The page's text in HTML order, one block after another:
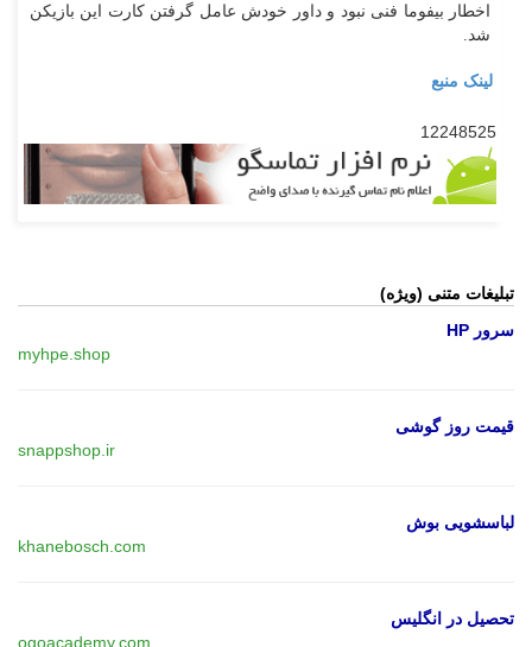
اخطار بیفوما فنی نبود و داور خودش عامل گرفتن کارت این بازیکن
شد.
لینک منبع
12248525
تبلیغات متنی (ویژه)
سرور HP
myhpe.shop
قیمت روز گوشی
snappshop.ir
لباسشویی بوش
khanebosch.com
تحصیل در انگلیس
ogoacademy.com